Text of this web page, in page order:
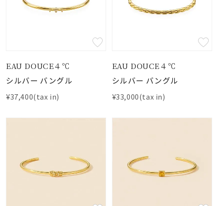
EAU DOUCE４℃
シルバー バングル
¥37,400(tax in)
EAU DOUCE４℃
シルバー バングル
¥33,000(tax in)